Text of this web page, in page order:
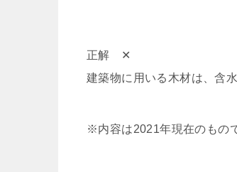
正解 ✕
建築物に用いる木材は、含
※内容は2021年現在のもの